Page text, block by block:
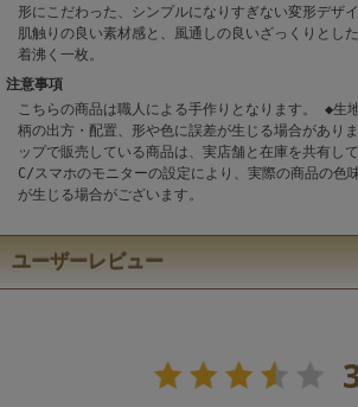
形にこだわった、シンプルになりすぎない変形デザイ
肌触りの良い素材感と、風通しの良いざっくりとし
着沸く一枚。
注意事項
こちらの商品は職人による手作りとなります。 ◆生
柄の出方・配置、形や色に誤差が生じる場合があり
ップで販売している商品は、実店舗と在庫を共有し
C/スマホのモニターの設定により、実際の商品の色
が生じる場合がございます。
ユーザーレビュー